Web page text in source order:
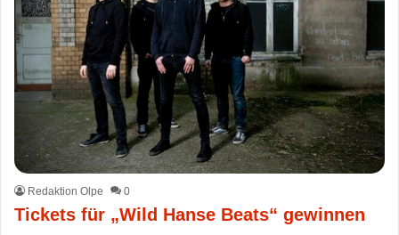
Redaktion Olpe 0
Tickets für „Wild Hanse Beats“ gewinnen